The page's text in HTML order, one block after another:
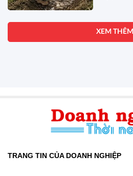
XEM THÊM
TRANG TIN CỦA DOANH NGHIỆP